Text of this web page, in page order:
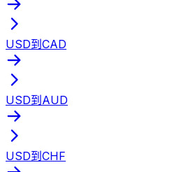
USD到CAD
USD到AUD
USD到CHF